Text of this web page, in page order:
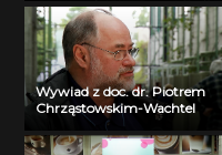
Wywiad z doc. dr. Piotrem
Chrząstowskim-Wachtel